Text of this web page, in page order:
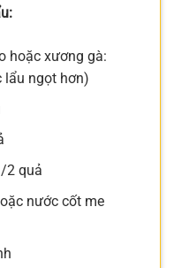
hoặc xương gà:
lẩu ngọt hơn)
2 quả
nước cốt me